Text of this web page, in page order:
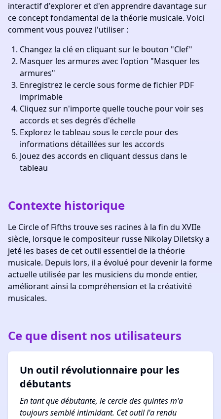
interactif d'explorer et d'en apprendre davantage sur
ce concept fondamental de la théorie musicale. Voici
comment vous pouvez l'utiliser :
Changez la clé en cliquant sur le bouton "Clef"
Masquer les armures avec l'option "Masquer les
armures"
Enregistrez le cercle sous forme de fichier PDF
imprimable
Cliquez sur n'importe quelle touche pour voir ses
accords et ses degrés d'échelle
Explorez le tableau sous le cercle pour des
informations détaillées sur les accords
Jouez des accords en cliquant dessus dans le
tableau
Contexte historique
Le Circle of Fifths trouve ses racines à la fin du XVIIe
siècle, lorsque le compositeur russe Nikolay Diletsky a
jeté les bases de cet outil essentiel de la théorie
musicale. Depuis lors, il a évolué pour devenir la forme
actuelle utilisée par les musiciens du monde entier,
améliorant ainsi la compréhension et la créativité
musicales.
Ce que disent nos utilisateurs
Un outil révolutionnaire pour les
débutants
En tant que débutante, le cercle des quintes m'a
toujours semblé intimidant. Cet outil l'a rendu